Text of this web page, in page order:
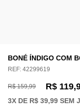
BONÉ ÍNDIGO COM
REF: 42299619
R$ 159,99 R$
3X DE R$ 39,99 SEM